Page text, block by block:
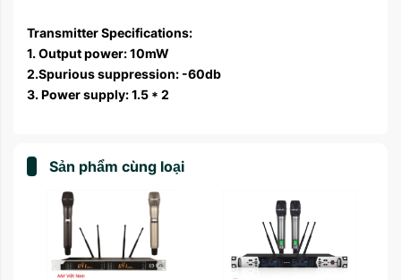
Transmitter Specifications:
1. Output power: 10mW
2.Spurious suppression: -60db
3. Power supply: 1.5 * 2
Sản phẩm cùng loại